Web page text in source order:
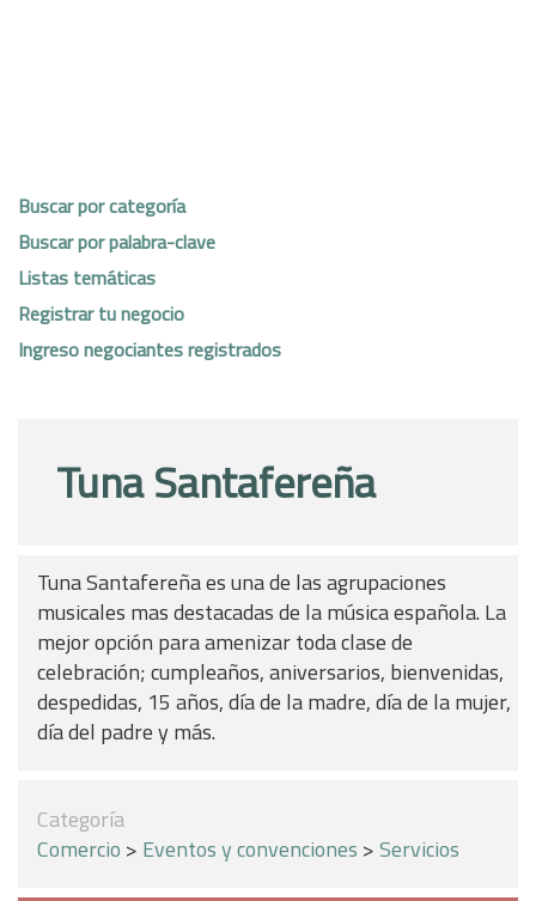
Buscar por categoría
Buscar por palabra-clave
Listas temáticas
Registrar tu negocio
Ingreso negociantes registrados
Tuna Santafereña
Tuna Santafereña es una de las agrupaciones
musicales mas destacadas de la música española. La
mejor opción para amenizar toda clase de
celebración; cumpleaños, aniversarios, bienvenidas,
despedidas, 15 años, día de la madre, día de la mujer,
día del padre y más.
Categoría
Comercio > Eventos y convenciones >Servicios